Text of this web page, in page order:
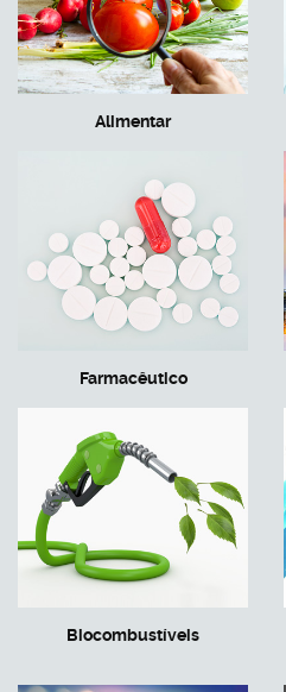
Alimentar
Farmacêutico
Biocombustíveis